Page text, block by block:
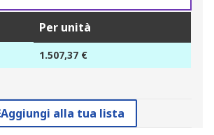
Per unità
1.507,37 €
Aggiungi alla tua lista